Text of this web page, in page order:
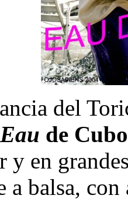
del
Eau de Cubo
y en
balsa,